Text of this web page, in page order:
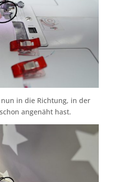
in die Richtung, in der
angenäht hast.